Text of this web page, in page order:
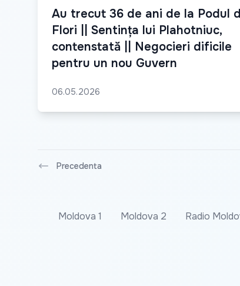
Au trecut 36 de ani de la Podul
Flori || Sentința lui Plahotniuc,
contenstată || Negocieri dificile
pentru un nou Guvern
06.05.2026
Precedenta
Moldova 1 Moldova 2 Radio